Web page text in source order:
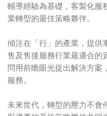
輔導經驗為基礎，客製化服
業轉型的最佳策略夥伴。
傾注在「行」的產業，提供
售及售後服務行業最適合的
問用前瞻眼光提出解決方案
服務。
未來世代，轉型的壓力不會